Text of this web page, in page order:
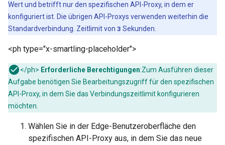
Wert und betrifft nur den spezifischen API-Proxy, in dem er
konfiguriert ist. Die übrigen API-Proxys verwenden weiterhin die
Standardverbindung. Zeitlimit von 3 Sekunden.
<ph type="x-smartling-placeholder">
</ph> Erforderliche Berechtigungen:Zum Ausführen dieser
Aufgabe benötigen Sie Bearbeitungszugriff für den spezifischen
API-Proxy, in dem Sie das Verbindungszeitlimit konfigurieren
möchten.
Wählen Sie in der Edge-Benutzeroberfläche den
spezifischen API-Proxy aus, in dem Sie das neue